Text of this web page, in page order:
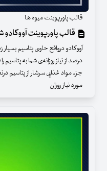
قالب پاورپوینت میوه ها
قالب پاورپوینت آووکادو
درصد از نیاز روزانه‌ی شما به
مورد نیاز روزان